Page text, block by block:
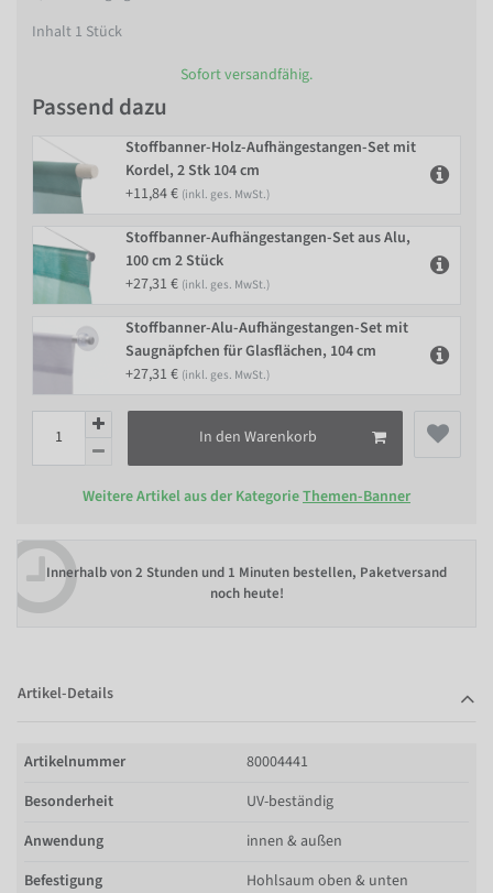
Inhalt 1 Stück
Sofort versandfähig.
Passend dazu
Stoffbanner-Holz-Aufhängestangen-Set mit
Kordel, 2 Stk 104 cm
+11,84 € (inkl. ges. MwSt.)
Stoffbanner-Aufhängestangen-Set aus Alu,
100 cm 2 Stück
+27,31 € (inkl. ges. MwSt.)
Stoffbanner-Alu-Aufhängestangen-Set mit
Saugnäpfchen für Glasflächen, 104 cm
+27,31 € (inkl. ges. MwSt.)
In den Warenkorb
Weitere Artikel aus der KategorieThemen-Banner
Innerhalb von2 Stunden und 1 Minuten bestellen, Paketversand
noch heute!
Artikel-Details
Artikelnummer
80004441
Besonderheit
UV-beständig
Anwendung
innen & außen
Befestigung
Hohlsaum oben & unten